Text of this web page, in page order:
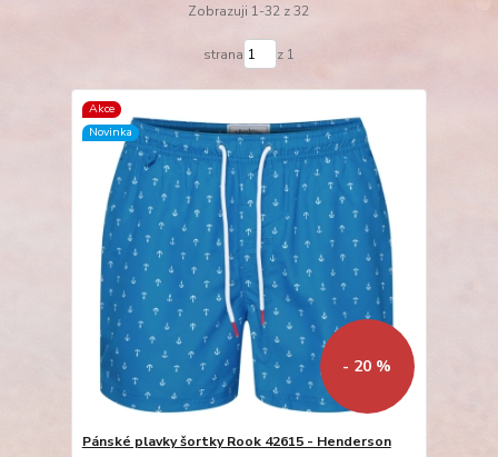
Zobrazuji 1-32 z 32
strana z 1
Akce
Novinka
- 20 %
Pánské plavky šortky Rook 42615 - Henderson